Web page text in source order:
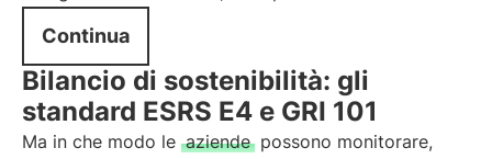
Continua
Bilancio di sostenibilità: gli
standard ESRS E4 e GRI 101
Ma in che modo le aziende possono monitorare,